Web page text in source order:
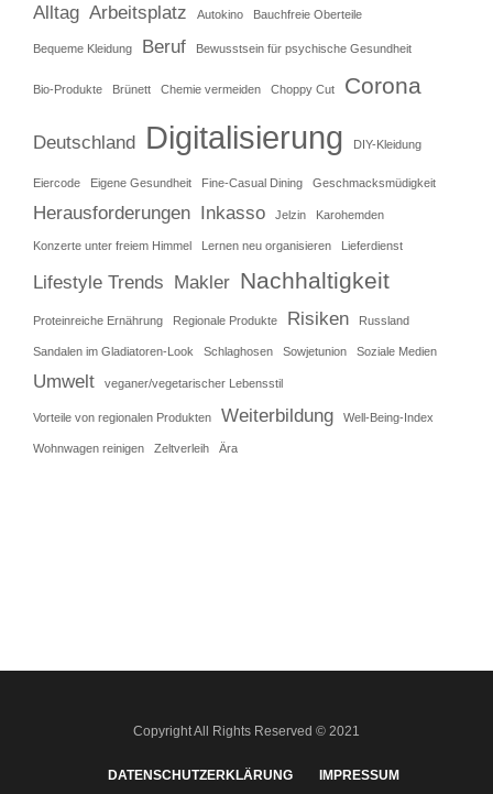
Alltag Arbeitsplatz Autokino Bauchfreie Oberteile
Bequeme Kleidung Beruf Bewusstsein für psychische Gesundheit
Bio-Produkte Brünett Chemie vermeiden Choppy Cut Corona
Deutschland Digitalisierung DIY-Kleidung
Eiercode Eigene Gesundheit Fine-Casual Dining Geschmacksmüdigkeit
Herausforderungen Inkasso Jelzin Karohemden
Konzerte unter freiem Himmel Lernen neu organisieren Lieferdienst
Lifestyle Trends Makler Nachhaltigkeit
Proteinreiche Ernährung Regionale Produkte Risiken Russland
Sandalen im Gladiatoren-Look Schlaghosen Sowjetunion Soziale Medien
Umwelt veganer/vegetarischer Lebensstil
Vorteile von regionalen Produkten Weiterbildung Well-Being-Index
Wohnwagen reinigen Zeltverleih Ära
Copyright All Rights Reserved © 2021
DATENSCHUTZERKLÄRUNG IMPRESSUM